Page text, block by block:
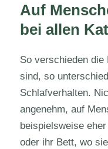
Auf
bei allen
So verschieden
sind, so
Schlafverhalten.
angenehm, auf
beispielsweise
oder ihr Bett, wo